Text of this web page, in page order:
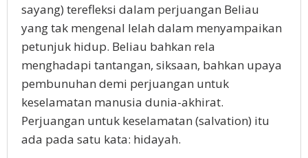
sayang) terefleksi dalam perjuangan Beliau
yang tak mengenal lelah dalam menyampaikan
petunjuk hidup. Beliau bahkan rela
menghadapi tantangan, siksaan, bahkan upaya
pembunuhan demi perjuangan untuk
keselamatan manusia dunia-akhirat.
Perjuangan untuk keselamatan (salvation) itu
ada pada satu kata: hidayah.